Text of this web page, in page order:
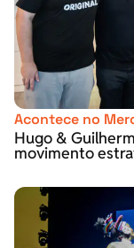
Acontece no
Hugo &
movimento